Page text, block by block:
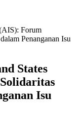
Forum
Penanganan Isu
States
Isu